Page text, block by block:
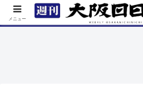
TOP 特集 ニュース 連載
メニュー